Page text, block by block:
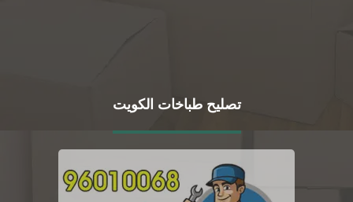
تصليح طباخات الكويت